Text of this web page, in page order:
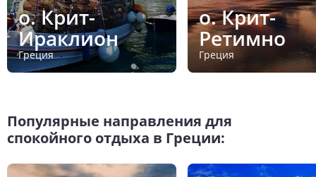
о. Крит-
Ираклион
Греция
о. Крит-
Ретимно
Греция
Популярные направления для
спокойного отдыха в Греции: